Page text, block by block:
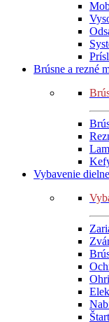
Brúsne a rezné
Vybavenie dielne